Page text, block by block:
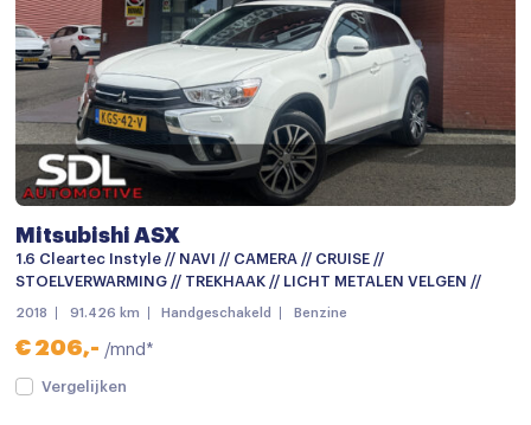
Mitsubishi ASX
1.6 Cleartec Instyle // NAVI // CAMERA // CRUISE //
STOELVERWARMING // TREKHAAK // LICHT METALEN VELGEN //
2018 91.426 km Handgeschakeld Benzine
€ 206,- /mnd*
Vergelijken